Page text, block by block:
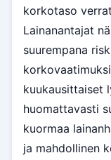
korkotaso
Lainanantajat
suurempana
kuukausittaiset
huomattavasti
kuormaa
ja mahdollinen